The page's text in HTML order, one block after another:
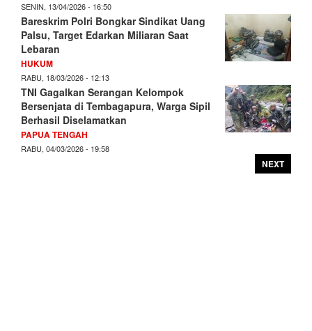
SENIN, 13/04/2026 - 16:50
Bareskrim Polri Bongkar Sindikat Uang
Palsu, Target Edarkan Miliaran Saat
Lebaran
HUKUM
RABU, 18/03/2026 - 12:13
TNI Gagalkan Serangan Kelompok
Bersenjata di Tembagapura, Warga Sipil
Berhasil Diselamatkan
PAPUA TENGAH
RABU, 04/03/2026 - 19:58
NEXT